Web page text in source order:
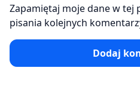
Zapamiętaj moje dane w tej
pisania kolejnych
Dodaj